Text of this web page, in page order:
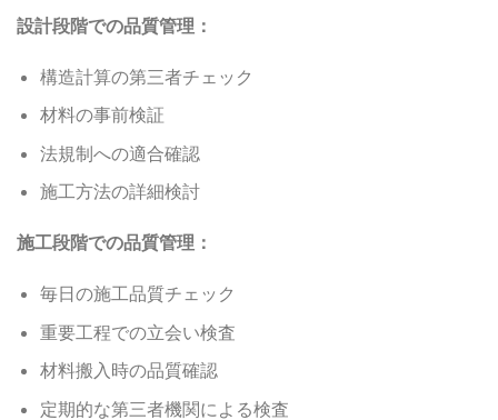
設計段階での品質管理：
構造計算の第三者チェック
材料の事前検証
法規制への適合確認
施工方法の詳細検討
施工段階での品質管理：
毎日の施工品質チェック
重要工程での立会い検査
材料搬入時の品質確認
定期的な第三者機関による検査